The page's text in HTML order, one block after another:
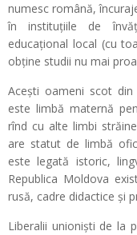
numesc română,
în instituțiile de
educațional local (cu
obține studii nu mai
Acești oameni scot
este limbă maternă
rînd cu alte limbi
are statut de limbă
este legată istoric,
Republica Moldova
rusă, cadre didactice și
Liberalii unioniști de la